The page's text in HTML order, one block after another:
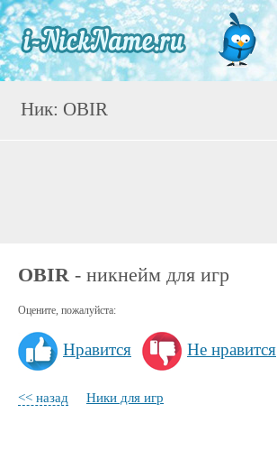
Ник: OBIR
OBIR - никнейм для игр
Оцените, пожалуйста:
Нравится Не нравится
<< назад Ники для игр